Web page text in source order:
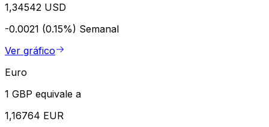
1,34542 USD
-0.0021 (0.15%) Semanal
Ver gráfico
Euro
1 GBP equivale a
1,16764 EUR